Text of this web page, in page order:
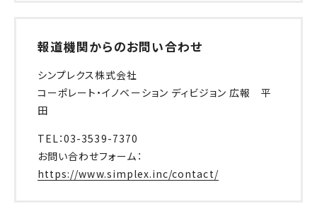
報道機関からのお問い合わせ
シンプレクス株式会社
コーポレート・イノベーション ディビジョン 広報 平
田
TEL：03-3539-7370
お問い合わせフォーム：
https://www.simplex.inc/contact/